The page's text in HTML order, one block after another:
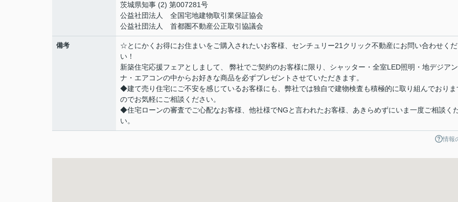
茨城県知事 (2) 第007281号
公益社団法人 全国宅地建物取引業保証協会
公益社団法人 首都圏不動産公正取引協議会
備考
☆とにかくお得にお住まいをご購入されたいお客様、センチュリー21クリック不動産にお問い合わせく
い！
新築住宅応援フェアとしまして、 弊社でご契約のお客様に限り、シャッター・全室LED照明・地デジア
ナ・エアコンの中からお好きな商品を必ずプレゼントさせていただきます。
◆建て売り住宅にご不安を感じているお客様にも、弊社では独自で建物検査も積極的に取り組んでおりま
のでお気軽にご相談ください。
◆住宅ローンの審査でご心配なお客様、他社様でNGと言われたお客様、あきらめずにいま一度ご相談く
い。
情報